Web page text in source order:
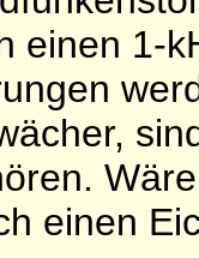
einen 1-
einen